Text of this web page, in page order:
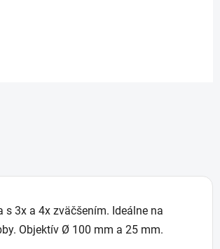
s 3x a 4x zväčšením. Ideálne na
Objektív Ø 100 mm a 25 mm.